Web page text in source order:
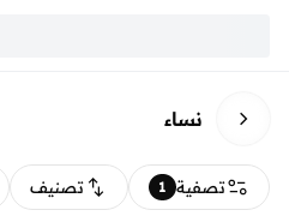
نساء
تصفية 1 تصنيف